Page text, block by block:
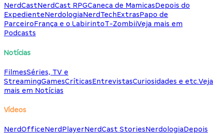
NerdCastNerdCast RPGCaneca de MamicasDepois do
ExpedienteNerdologiaNerdTechExtrasPapo de
ParceiroFrança e o LabirintoT-ZombiiVeja mais em
Podcasts
Notícias
FilmesSéries, TV e
StreamingGamesCríticasEntrevistasCuriosidades e etc.Veja
mais em Notícias
Vídeos
NerdOfficeNerdPlayerNerdCast StoriesNerdologiaDepois